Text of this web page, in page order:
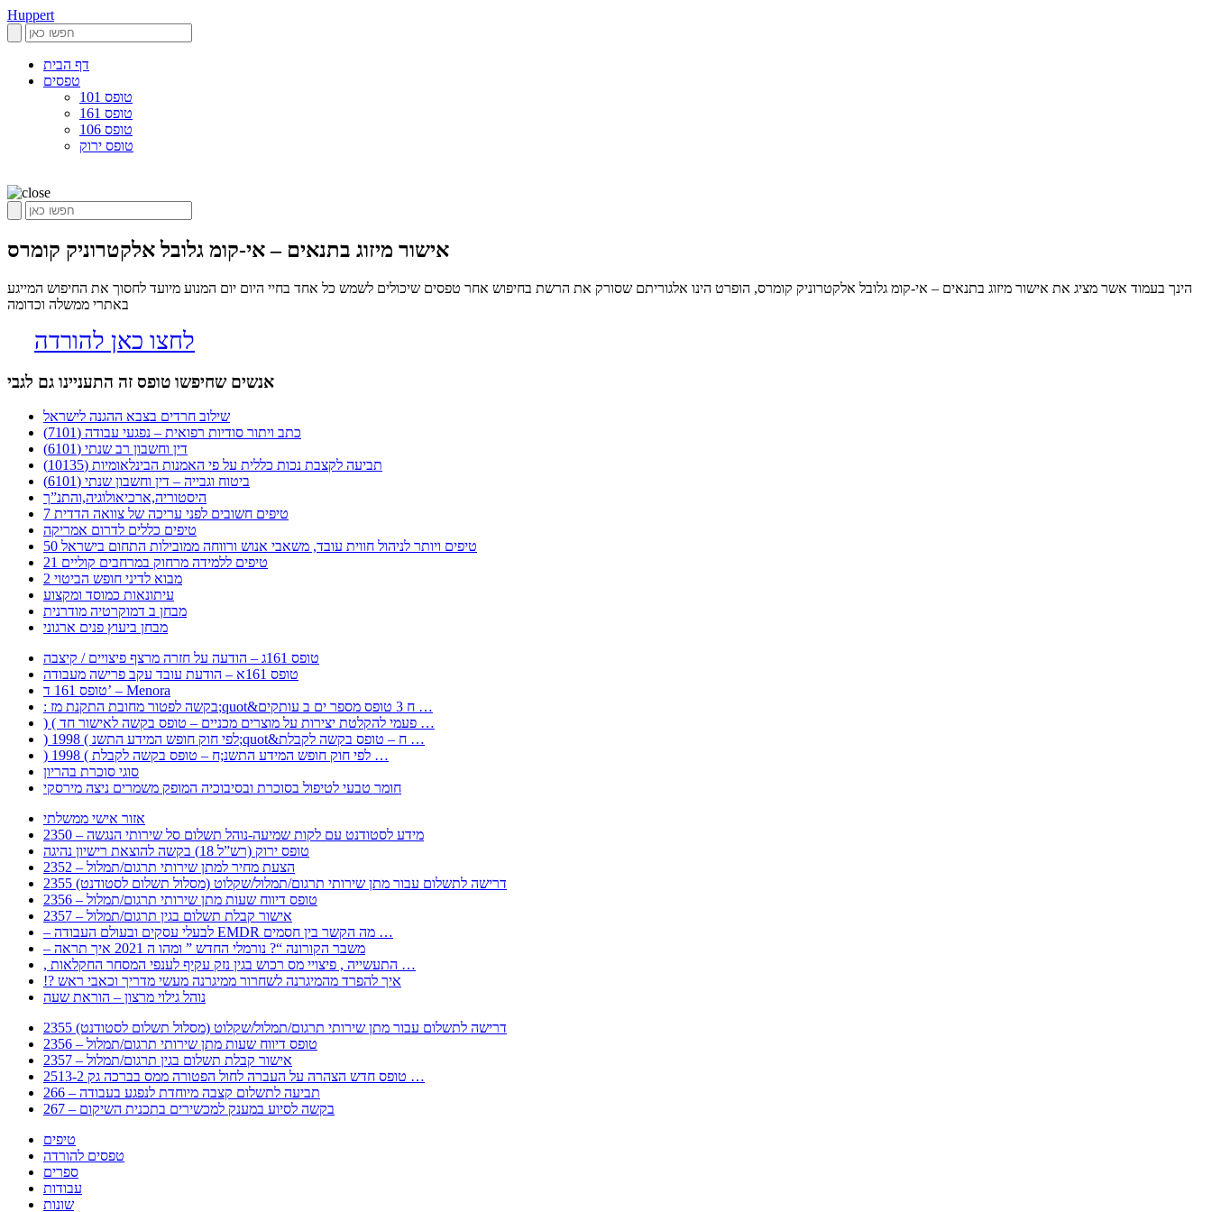
Huppert
דף הבית
טפסים
טופס 101
טופס 161
טופס 106
טופס ירוק
אישור מיזוג בתנאים – אי-קומ גלובל אלקטרוניק קומרס
הינך בעמוד אשר מציג את אישור מיזוג בתנאים – אי-קומ גלובל אלקטרוניק קומרס, הופרט הינו אלגוריתם שסורק את הרשת בחיפוש אחר טפסים שיכולים לשמש כל אחד בחיי היום יום המנוע מיועד לחסוך את החיפוש המייגע
באתרי ממשלה וכדומה
לחצו כאן להורדה
אנשים שחיפשו טופס זה התעניינו גם לגבי
שילוב חרדים בצבא ההגנה לישראל
כתב ויתור סודיות רפואית – נפגעי עבודה (7101)
דין וחשבון רב שנתי (6101)
תביעה לקצבת נכות כללית על פי האמנות הבינלאומיות (10135)
ביטוח וגבייה – דין וחשבון שנתי (6101)
היסטוריה,ארכיאולוגיה,והתנ”ך
7 טיפים חשובים לפני עריכה של צוואה הדדית
טיפים כללים לדרום אמריקה
50 טיפים ויותר לניהול חווית עובד, משאבי אנוש ורווחה ממובילות התחום בישראל
21 טיפים ללמידה מרחוק במרחבים קוליים
מבוא לדיני חופש הביטוי 2
עיתונאות כמוסד ומקצוע
מבחן ב דמוקרטיה מודרנית
מבחן ביעוץ פנים ארגוני
טופס 161ג – הודעה על חזרה מרצף פיצויים / קיצבה
טופס 161א – הודעת עובד עקב פרישה מעבודה
טופס 161 ד’ – Menora
: בקשה לפטור מחובת התקנת מז;quot&ח 3 טופס מספר ים ב עותקים …
) ( פעמי להקלטת יצירות על מוצרים מכניים – טופס בקשה לאישור חד …
) 1998 ( לפי חוק חופש המידע התשנ;quot&ח – טופס בקשה לקבלת …
) 1998 ( לפי חוק חופש המידע התשנ;ח – טופס בקשה לקבלת …
סוגי סוכרת בהריון
חומר טבעי לטיפול בסוכרת ובסיבוכיה המופק משמרים ניצה מירסקי
אזור אישי ממשלתי
2350 – מידע לסטודנט עם לקות שמיעה-נוהל תשלום סל שירותי הנגשה
טופס ירוק (רש”ל 18) בקשה להוצאת רישיון נהיגה
2352 – הצעת מחיר למתן שירותי תרגום/תמלול
2355 דרישה לתשלום עבור מתן שירותי תרגום/תמלול/שקלוט (מסלול תשלום לסטודנט)
2356 – טופס דיווח שעות מתן שירותי תרגום/תמלול
2357 – אישור קבלת תשלום בגין תרגום/תמלול
– לבעלי עסקים ובעולם העבודה EMDR מה הקשר בין חסמים …
– משבר הקורונה “? נורמלי החדש ” ומהו ה 2021 איך תראה
, התעשייה , פיצויי מס רכוש בגין נזק עקיף לענפי המסחר החקלאות …
!? איך להפרד מהמיגרנה לשחרור ממיגרנה מעשי מדריך וכאבי ראש
נוהל גילוי מרצון – הוראת שעה
2355 דרישה לתשלום עבור מתן שירותי תרגום/תמלול/שקלוט (מסלול תשלום לסטודנט)
2356 – טופס דיווח שעות מתן שירותי תרגום/תמלול
2357 – אישור קבלת תשלום בגין תרגום/תמלול
2513-2 טופס חדש הצהרה על העברה לחול הפטורה ממס בברכה גק …
266 – תביעה לתשלום קצבה מיוחדת לנפגע בעבודה
267 – בקשה לסיוע במענק למכשירים בתכנית השיקום
טיפים
טפסים להורדה
ספרים
עבודות
שונות